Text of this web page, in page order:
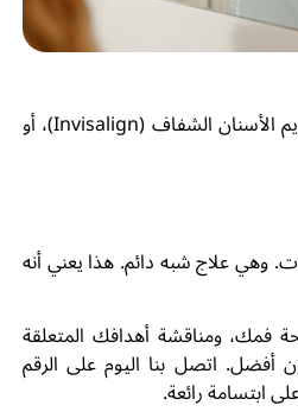
خلال استشارتك، سيشرح لك طبيب الأسنان ما يُمكن أن تُحقّقه قشور الأسنان، وما إذا كان هناك علاج آخر، مثل تقويم الأسنان الشفاف (Invisalign)، أو
من ١٠ إلى ١٥ عامًا مع العناية المناسبة، بينما قد تدوم قشور الكومبوزيت من ٥ إلى ٧ سنوات. وهي علاج شبه دائم. هذا يعني أنه
فمك، ومناقشة أهدافك المتعلقة
أفضل. اتصل بنا اليوم على الرقم